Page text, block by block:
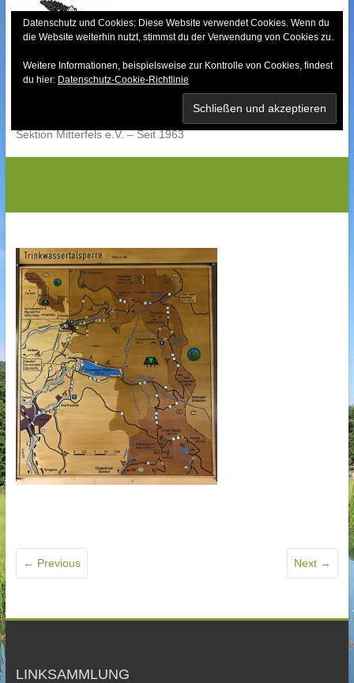
content
Bayerischer Wald-
Sektion Mitterfels e.V. – Seit 1963
← Previous Next →
LINKSAMMLUNG
Datenschutz und Cookies: Diese Website verwendet Cookies. Wenn du
die Website weiterhin nutzt, stimmst du der Verwendung von Cookies zu.
Weitere Informationen, beispielsweise zur Kontrolle von Cookies, findest
du hier: Datenschutz-Cookie-Richtlinie